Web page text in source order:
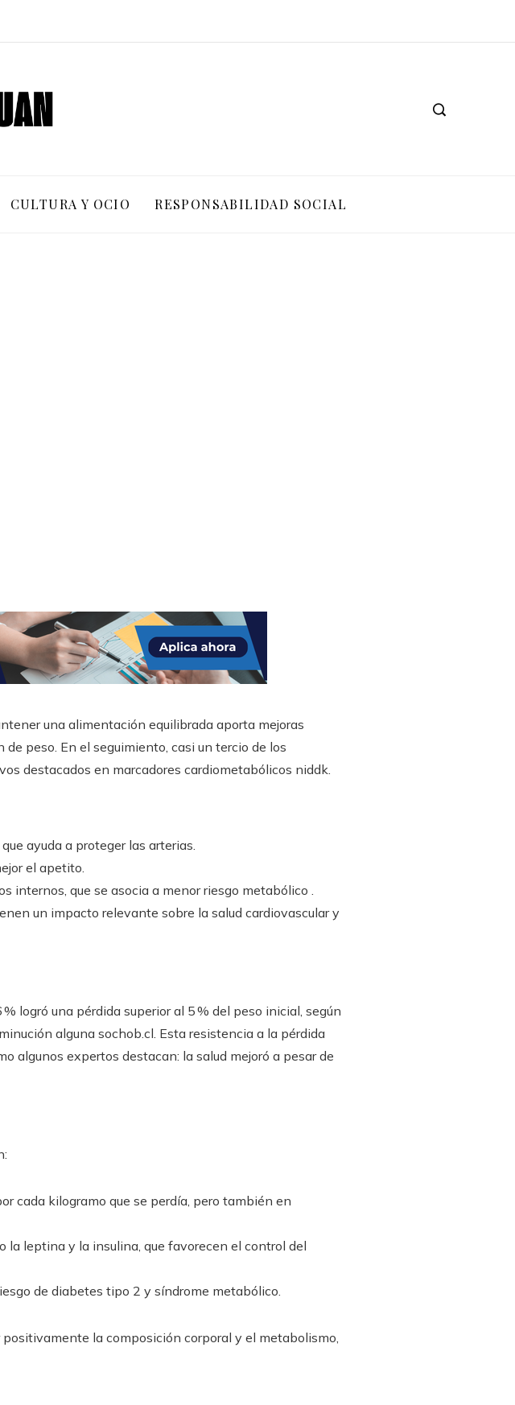
CULTURA Y OCIO RESPONSABILIDAD SOCIAL
una alimentación equilibrada aporta mejoras
peso. En el seguimiento, casi un tercio de los
destacados en marcadores cardiometabólicos niddk.
que ayuda a proteger las arterias.
el apetito.
internos, que se asocia a menor riesgo metabólico .
un impacto relevante sobre la salud cardiovascular y
logró una pérdida superior al 5 % del peso inicial, según
alguna sochob.cl. Esta resistencia a la pérdida
algunos expertos destacan: la salud mejoró a pesar de
cada kilogramo que se perdía, pero también en
la leptina y la insulina, que favorecen el control del
de diabetes tipo 2 y síndrome metabólico.
la composición corporal y el metabolismo,